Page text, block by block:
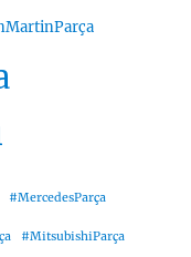
#MercedesParça
#MitsubishiParça